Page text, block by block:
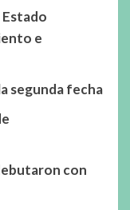
e
segunda fecha
con